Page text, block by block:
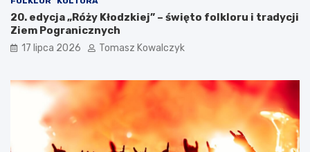
20. edycja „Róży Kłodzkiej” – święto folkloru i tradycji
Ziem Pogranicznych
17 lipca 2026 Tomasz Kowalczyk